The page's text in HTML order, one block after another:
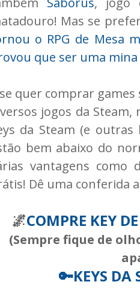
Mas se
o RPG de Mesa
que ser uma
se quer comprar
jogos da
da Steam (e outras
bem abaixo do
vantagens como
Dê uma conferida
🌌COMPRE KEY
(Sempre fique de
🔑KEYS DA